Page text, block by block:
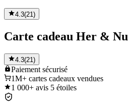
4.3(21 )
Carte cadeau Her & Nu
4.3(21)
Paiement sécurisé
1M+ cartes cadeaux vendues
1 000+ avis 5 étoiles